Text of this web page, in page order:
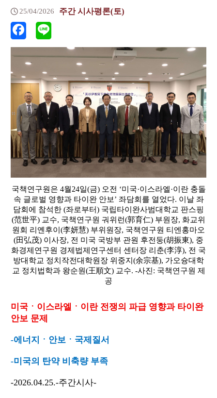
25/04/2026 주간 시사평론(토)
국책연구원은 4월24일(금) 오전 ‘미국·이스라엘·이란 충돌
속 글로벌 영향과 타이완 안보’ 좌담회를 열었다. 이날 좌
담회에 참석한 (좌로부터) 국립타이완사범대학교 판스핑
(范世平) 교수, 국책연구원 궈위런(郭育仁) 부원장, 화교위
원회 리옌후이(李妍慧) 부위원장, 국책연구원 티엔홍마오
(田弘茂) 이사장, 전 미국 국방부 관원 후전둥(胡振東), 중
화경제연구원 경제법제연구센터 센터장 리춘(李淳), 전 국
방대학교 정치작전대학원장 위중지(余宗基), 가오슝대학
교 정치법학과 왕순원(王順文) 교수. -사진: 국책연구원 제
공
미국ㆍ이스라엘ㆍ이란 전쟁의 파급 영향과 타이완
안보 문제
-에너지ㆍ안보ㆍ국제질서
-미국의 탄약 비축량 부족
-2026.04.25.-주간시사-